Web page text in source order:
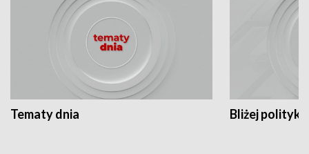
Tematy dnia Bliżej polityki